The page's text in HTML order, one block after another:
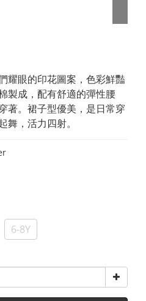
耀眼的印花圖案，色彩鮮豔
製成，配有舒適的彈性腰
著。裙子型優美，是日常穿
，活力四射。
6-8Y